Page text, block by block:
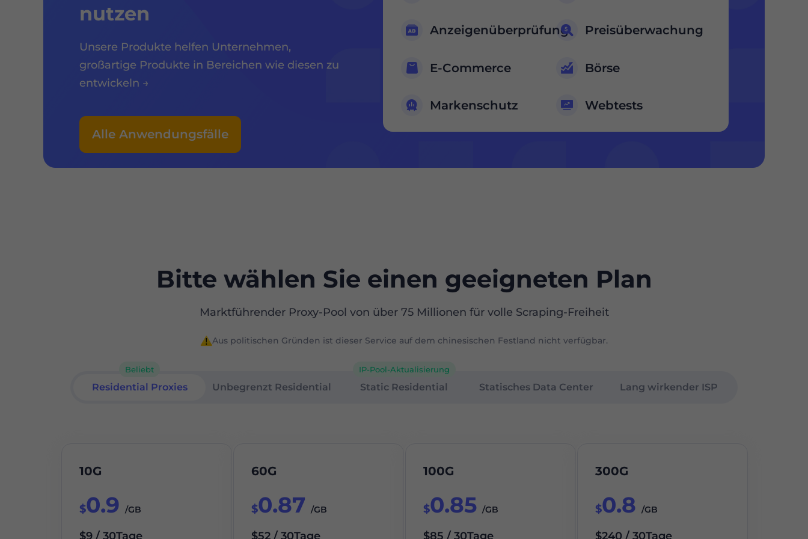
nutzen
Unsere Produkte helfen Unternehmen,
großartige Produkte in Bereichen wie diesen zu
entwickeln →
Alle Anwendungsfälle
Anzeigenüberprüfung Preisüberwachung
E-Commerce Börse
Markenschutz Webtests
Bitte wählen Sie einen geeigneten Plan
Marktführender Proxy-Pool von über 75 Millionen für volle Scraping-Freiheit
Aus politischen Gründen ist dieser Service auf dem chinesischen Festland nicht verfügbar.
Residential Proxies
Beliebt
Unbegrenzt Residential Static Residential
IP-Pool-Aktualisierung
Statisches Data Center Lang wirkender ISP
Residential Proxies
10G
$0.9 /GB
$9 / 30Tage
60G
$0.87 /GB
$52 / 30Tage
100G
$0.85 /GB
$85 / 30Tage
300G
$0.8 /GB
$240 / 30Tage